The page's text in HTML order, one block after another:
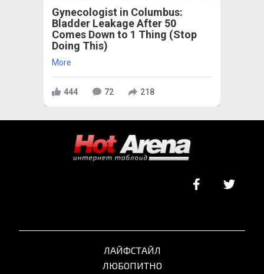
Gynecologist in Columbus:
Bladder Leakage After 50
Comes Down to 1 Thing (Stop
Doing This)
More
444 72 218
ЛАЙФСТАЙЛ
ЛЮБОПИТНО